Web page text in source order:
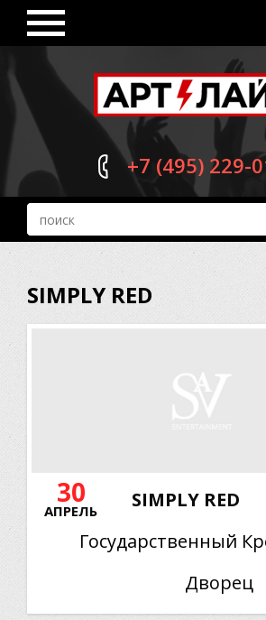
+7 (495) 229-
SIMPLY RED
30
АПРЕЛЬ
SIMPLY RED
Государственный
Дворец